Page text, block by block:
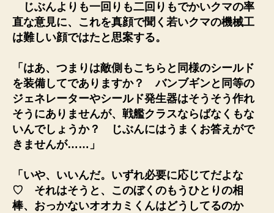
じぶんよりも一回りも二回りもでかいクマの率
直な意見に、これを真顔で聞く若いクマの機械工
は難しい顔ではたと思案する。
「はあ、つまりは敵側もこちらと同様のシールド
を装備してでありますか？ バンブギンと同等の
ジェネレーターやシールド発生器はそうそう作れ
そうにありませんが、戦艦クラスならばなくもな
いんでしょうか？ じぶんにはうまくお答えがで
きませんが……」
「いや、いいんだ。いずれ必要に応じてだよな
♡ それはそうと、このぼくのもうひとりの相
棒、おっかないオオカミくんはどうしてるのか